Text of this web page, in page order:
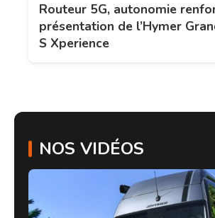
Routeur 5G, autonomie
présentation de l’Hymer
S Xperience
NOS VIDÉOS